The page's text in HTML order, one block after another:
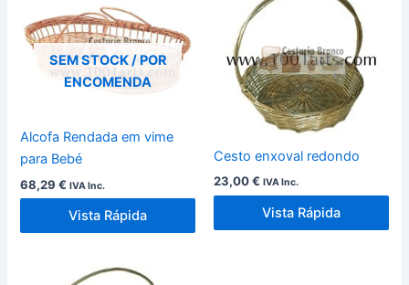
SEM STOCK / POR
ENCOMENDA
Alcofa Rendada em vime
para Bebé
68,29€ IVA Inc.
Vista Rápida
Cesto enxoval redondo
23,00€ IVA Inc.
Vista Rápida